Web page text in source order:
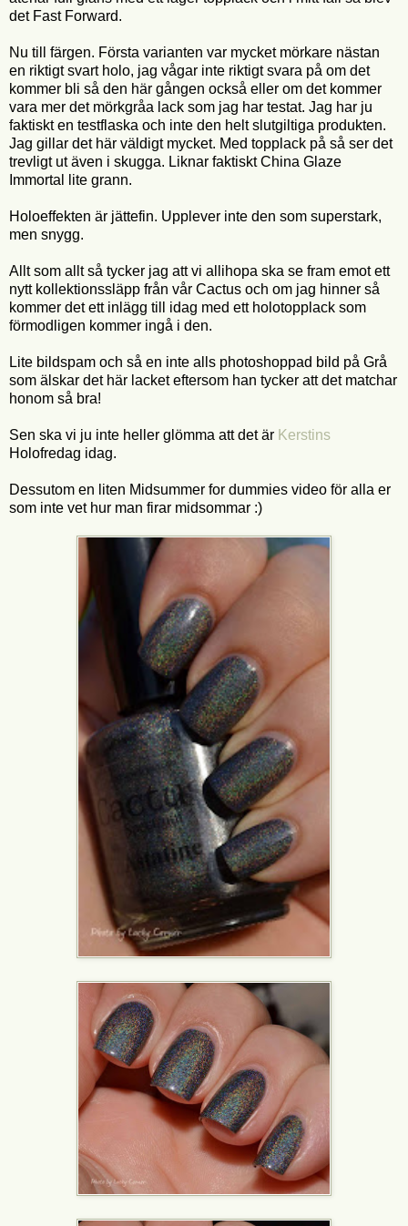
det Fast Forward.
Nu till färgen. Första varianten var mycket mörkare nästan
en riktigt svart holo, jag vågar inte riktigt svara på om det
kommer bli så den här gången också eller om det kommer
vara mer det mörkgråa lack som jag har testat. Jag har ju
faktiskt en testflaska och inte den helt slutgiltiga produkten.
Jag gillar det här väldigt mycket. Med topplack på så ser det
trevligt ut även i skugga. Liknar faktiskt China Glaze
Immortal lite grann.
Holoeffekten är jättefin. Upplever inte den som superstark,
men snygg.
Allt som allt så tycker jag att vi allihopa ska se fram emot ett
nytt kollektionssläpp från vår Cactus och om jag hinner så
kommer det ett inlägg till idag med ett holotopplack som
förmodligen kommer ingå i den.
Lite bildspam och så en inte alls photoshoppad bild på Grå
som älskar det här lacket eftersom han tycker att det matchar
honom så bra!
Sen ska vi ju inte heller glömma att det är Kerstins
Holofredag idag.
Dessutom en liten Midsummer for dummies video för alla er
som inte vet hur man firar midsommar :)